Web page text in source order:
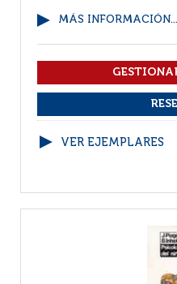
MÁS INFORMACIÓN...
VER EJEMPLARES